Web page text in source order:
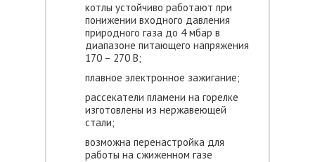
котлы устойчиво работают при
понижении входного давления
природного газа до 4 мбар в
диапазоне питающего напряжения
170 – 270 В;
плавное электронное зажигание;
рассекатели пламени на горелке
изготовлены из нержавеющей
стали;
возможна перенастройка для
работы на сжиженном газе